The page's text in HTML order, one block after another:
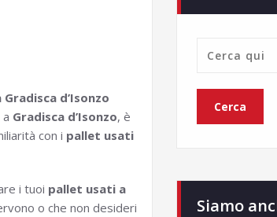
d’Isonzo
Gradisca d’Isonzo, è
con i pallet usati
i tuoi pallet usati a
o che non desideri
Siamo